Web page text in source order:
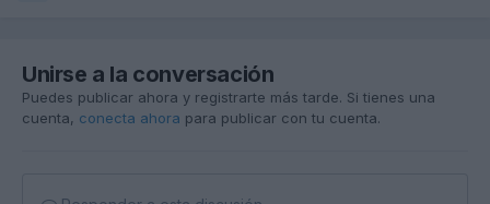
Unirse a la conversación
Puedes publicar ahora y registrarte más tarde. Si tienes una
cuenta, conecta ahora para publicar con tu cuenta.